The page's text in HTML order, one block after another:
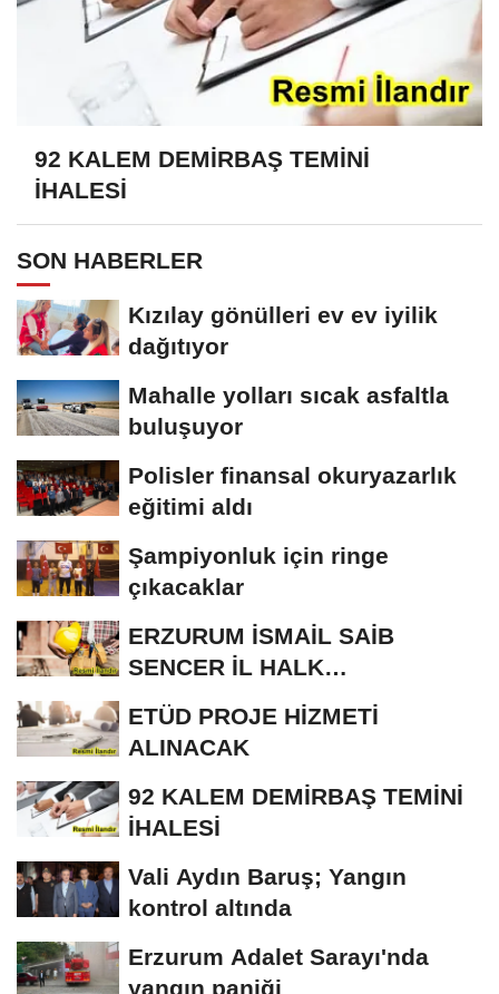
92 KALEM DEMİRBAŞ TEMİNİ
İHALESİ
SON HABERLER
Kızılay gönülleri ev ev iyilik
dağıtıyor
Mahalle yolları sıcak asfaltla
buluşuyor
Polisler finansal okuryazarlık
eğitimi aldı
Şampiyonluk için ringe
çıkacaklar
ERZURUM İSMAİL SAİB
SENCER İL HALK
KÜTÜPHANESİ BAKIM VE
ONARIM...
ETÜD PROJE HİZMETİ
ALINACAK
92 KALEM DEMİRBAŞ TEMİNİ
İHALESİ
Vali Aydın Baruş; Yangın
kontrol altında
Erzurum Adalet Sarayı'nda
yangın paniği